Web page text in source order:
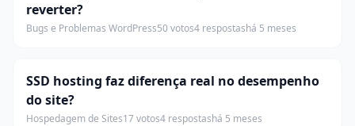
reverter?
Bugs e Problemas WordPress50 votos4 respostashá 5 meses
SSD hosting faz diferença real no desempenho
do site?
Hospedagem de Sites17 votos4 respostashá 5 meses